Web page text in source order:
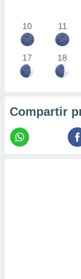
10 11
17 18
Compartir